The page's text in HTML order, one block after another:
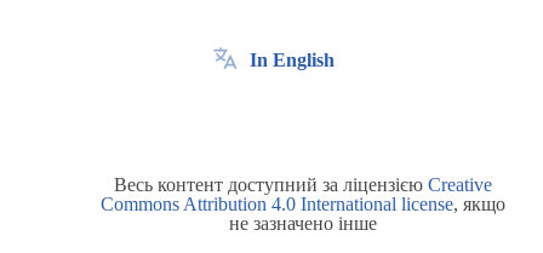
In English
Весь контент доступний за ліцензією Creative
Commons Attribution 4.0 International license, якщо
не зазначено інше